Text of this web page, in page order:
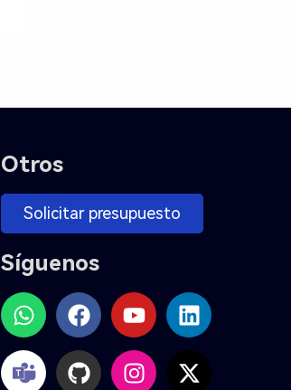
Otros
Solicitar presupuesto
Síguenos